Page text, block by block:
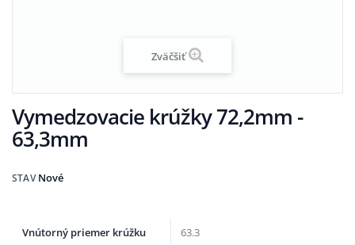
Zväčšiť
Vymedzovacie krúžky 72,2mm -
63,3mm
STAV Nové
Vnútorný priemer krúžku 63.3